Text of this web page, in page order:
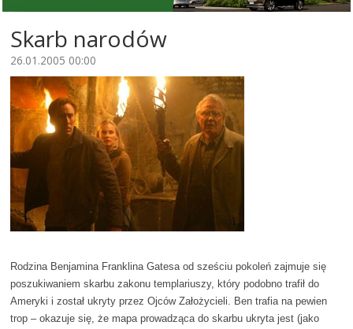
Skarb narodów
26.01.2005 00:00
Rodzina Benjamina Franklina Gatesa od sześciu pokoleń zajmuje się
poszukiwaniem skarbu zakonu templariuszy, który podobno trafił do
Ameryki i został ukryty przez Ojców Założycieli. Ben trafia na pewien
trop – okazuje się, że mapa prowadząca do skarbu ukryta jest (jako